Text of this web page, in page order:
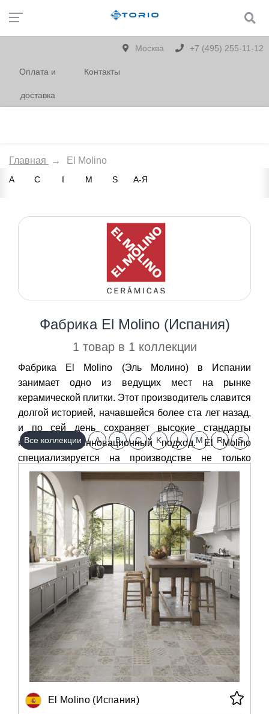
Москва +7 (495) 255-11-12
Оплата и
доставка
Контакты
Главная → El Molino
A C I M S А-Я
Фабрика El Molino (Испания)
1 товар в 1 коллекции
Фабрика El Molino (Эль Молино) в Испании
занимает одно из ведущих мест на рынке
керамической плитки. Этот производитель славится
долгой историей, начавшейся более ста лет назад,
и по сей день сохраняет высокие стандарты
качества и инновационный подход. El Molino
специализируется на производстве не только
плитки, но и керамогранита, а также мозаики, что
позволяет считать его продукцию универсальным
решением для оформления любых интерьеров и
экстерьеров.Используя современные технологии,
фабрика п...
↓ Ещё
Все коллекции A B C K L M R S
El Molino (Испания)